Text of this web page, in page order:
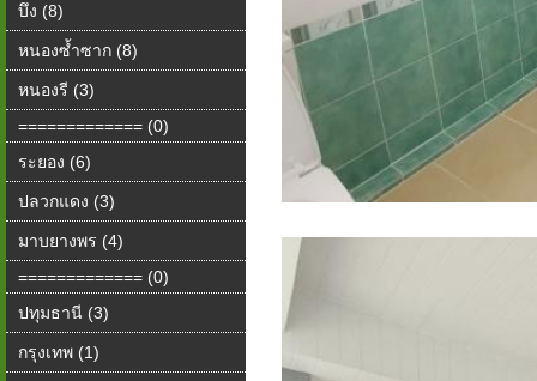
บึง (8)
หนองซ้ำซาก (8)
หนองรี (3)
============= (0)
ระยอง (6)
ปลวกแดง (3)
มาบยางพร (4)
============= (0)
ปทุมธานี (3)
กรุงเทพ (1)